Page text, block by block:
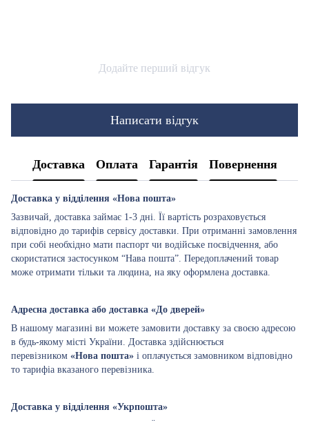
Додайте перший відгук
Написати відгук
Доставка Оплата Гарантія Повернення
Доставка у відділення «Нова пошта»
Зазвичай, доставка займає 1-3 дні. Її вартість розраховується
відповідно до тарифів сервісу доставки. При отриманні замовлення
при собі необхідно мати паспорт чи водійське посвідчення, або
скористатися застосунком “Нава пошта”. Передоплачений товар
може отримати тільки та людина, на яку оформлена доставка.
Адресна доставка або доставка «До дверей»
В нашому магазині ви можете замовити доставку за своєю адресою
в будь-якому місті України. Доставка здійснюється
перевізником «Нова пошта» і оплачується замовником відповідно
то тарифіа вказаного перевізника.
Доставка у відділення «Укрпошта»